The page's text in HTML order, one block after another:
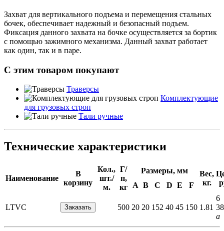
Захват для вертикального подъема и перемещения стальных
бочек, обеспечивает надежный и безопасный подъем.
Фиксация данного захвата на бочке осуществляется за бортик
с помощью зажимного механизма. Данный захват работает
как один, так и в паре.
С этим товаром покупают
Траверсы
Комплектующие
для грузовых строп
Тали ручные
Технические характеристики
Наименование
В
корзину
Кол.,
шт./
м.
Г/
п,
кг
Размеры, мм
Вес,
кг.
A B C D E F
LTVC 500 20 20 152 40 45 150 1.81
6
a